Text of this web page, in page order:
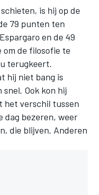
is hij op de
79 punten ten
en de 49
om de filosofie te
terugkeert.
hij niet bang is
Ook kon hij
het verschil tussen
dag bezeren, weer
die blijven. Anderen